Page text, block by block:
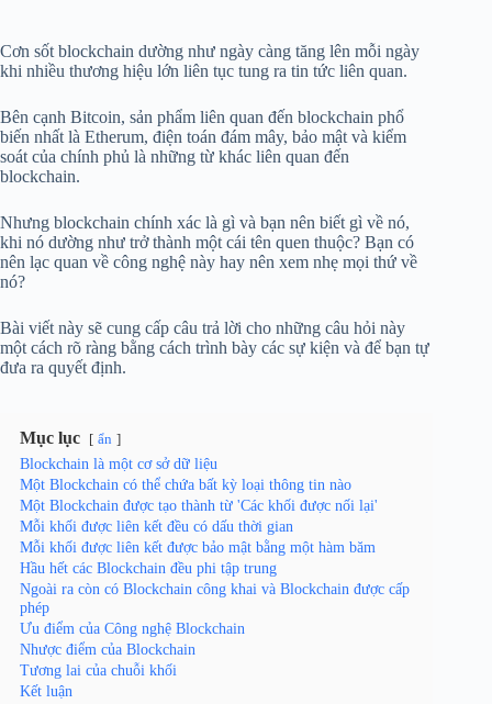
Cơn sốt blockchain dường như ngày càng tăng lên mỗi ngày
khi nhiều thương hiệu lớn liên tục tung ra tin tức liên quan.
Bên cạnh Bitcoin, sản phẩm liên quan đến blockchain phổ
biến nhất là Etherum, điện toán đám mây, bảo mật và kiểm
soát của chính phủ là những từ khác liên quan đến
blockchain.
Nhưng blockchain chính xác là gì và bạn nên biết gì về nó,
khi nó dường như trở thành một cái tên quen thuộc? Bạn có
nên lạc quan về công nghệ này hay nên xem nhẹ mọi thứ về
nó?
Bài viết này sẽ cung cấp câu trả lời cho những câu hỏi này
một cách rõ ràng bằng cách trình bày các sự kiện và để bạn tự
đưa ra quyết định.
Mục lục ẩn
Blockchain là một cơ sở dữ liệu
Một Blockchain có thể chứa bất kỳ loại thông tin nào
Một Blockchain được tạo thành từ 'Các khối được nối lại'
Mỗi khối được liên kết đều có dấu thời gian
Mỗi khối được liên kết được bảo mật bằng một hàm băm
Hầu hết các Blockchain đều phi tập trung
Ngoài ra còn có Blockchain công khai và Blockchain được cấp
phép
Ưu điểm của Công nghệ Blockchain
Nhược điểm của Blockchain
Tương lai của chuỗi khối
Kết luận